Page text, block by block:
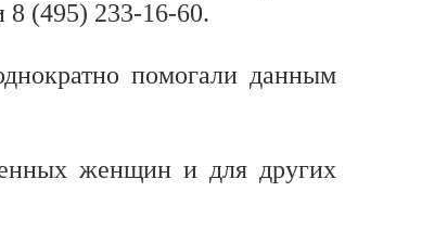
8 (495) 233-16-60.
помогали данным
женщин и для других